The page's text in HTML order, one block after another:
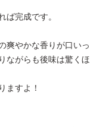
ば完成です。
爽やかな香りが口いっ
ながらも後味は驚くほ
ますよ！